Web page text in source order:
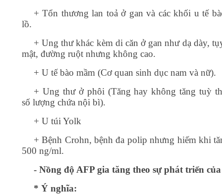
+ Tổn thương lan toả ở gan và các khối u tế
lồ.
+ Ung thư khác kèm di căn ở gan như dạ dày,
mật, đường ruột nhưng không cao.
+ U tế bào mầm (Cơ quan sinh dục nam và nữ).
+ Ung thư ở phôi (Tăng hay không tăng tuỳ
số lượng chứa nội bì).
+ U túi Yolk
+ Bệnh Crohn, bệnh đa polip nhưng hiếm khi
500 ng/ml.
- Nồng độ AFP gia tăng theo sự phát triển
* Ý nghĩa: